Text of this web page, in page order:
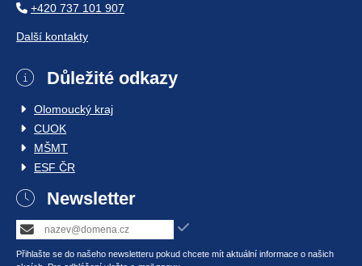
+420 737 101 907
Další kontakty
Důležité odkazy
Olomoucký kraj
CUOK
MŠMT
ESF ČR
Newsletter
Přihlašte se do našeho newsletteru pokud chcete mít aktuální informace o našich